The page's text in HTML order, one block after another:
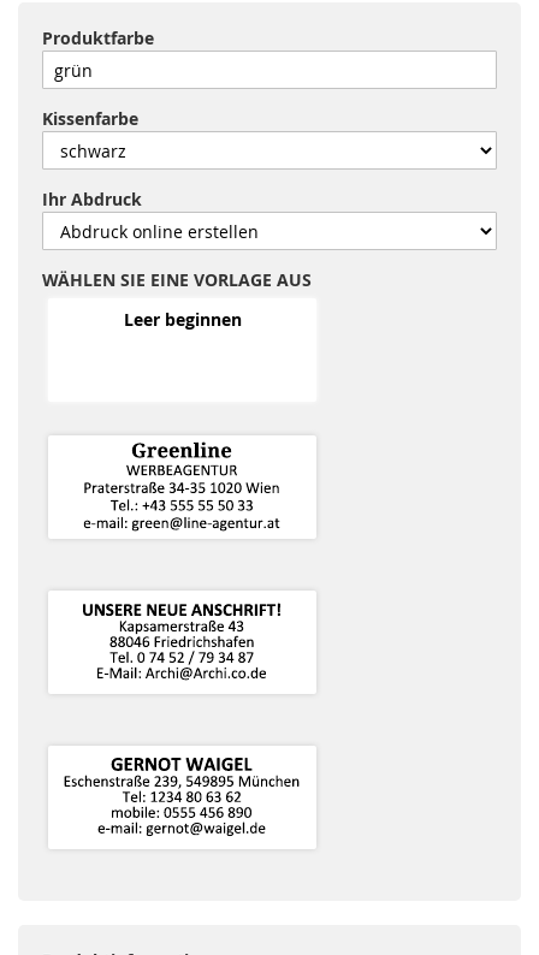
Produktfarbe
Kissenfarbe
Ihr Abdruck
WÄHLEN SIE EINE VORLAGE AUS
Leer beginnen